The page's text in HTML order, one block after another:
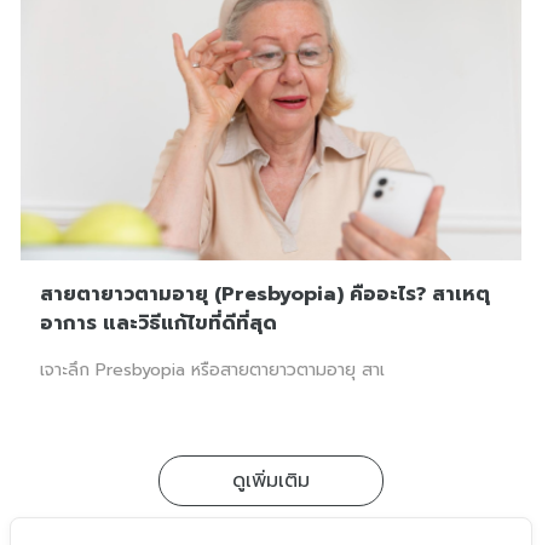
สายตายาวตามอายุ (Presbyopia) คืออะไร? สาเหตุ
อาการ และวิธีแก้ไขที่ดีที่สุด
เจาะลึก Presbyopia หรือสายตายาวตามอายุ สาเ
ดูเพิ่มเติม